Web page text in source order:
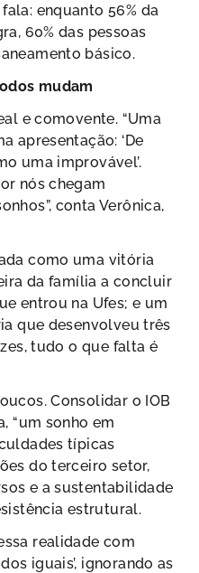
enquanto 56% da
60% das pessoas
básico.
mudam
e comovente. “Uma
apresentação: ‘De
uma improvável’.
nós chegam
conta Verônica,
como uma vitória
da família a concluir
entrou na Ufes; e um
que desenvolveu três
tudo o que falta é
Consolidar o IOB
“um sonho em
típicas
do terceiro setor,
e a sustentabilidade
estrutural.
realidade com
iguais’, ignorando as